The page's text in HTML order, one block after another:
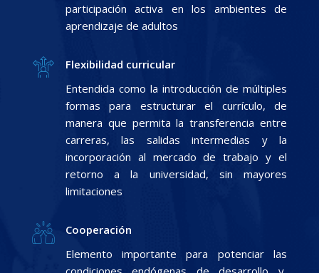
participación activa en los ambientes de
aprendizaje de adultos
Flexibilidad curricular
Entendida como la introducción de múltiples
formas para estructurar el currículo, de
manera que permita la transferencia entre
carreras, las salidas intermedias y la
incorporación al mercado de trabajo y el
retorno a la universidad, sin mayores
limitaciones
Cooperación
Elemento importante para potenciar las